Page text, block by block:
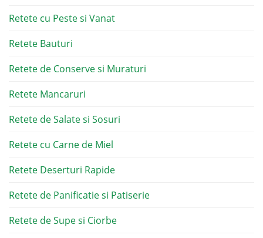
Retete cu Peste si Vanat
Retete Bauturi
Retete de Conserve si Muraturi
Retete Mancaruri
Retete de Salate si Sosuri
Retete cu Carne de Miel
Retete Deserturi Rapide
Retete de Panificatie si Patiserie
Retete de Supe si Ciorbe